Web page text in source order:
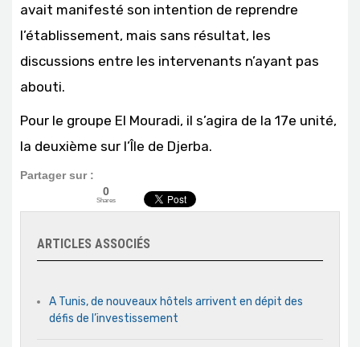
avait manifesté son intention de reprendre
l’établissement, mais sans résultat, les
discussions entre les intervenants n’ayant pas
abouti.
Pour le groupe El Mouradi, il s’agira de la 17e unité,
la deuxième sur l’Île de Djerba.
Partager sur :
0
Shares
ARTICLES ASSOCIÉS
A Tunis, de nouveaux hôtels arrivent en dépit des
défis de l’investissement